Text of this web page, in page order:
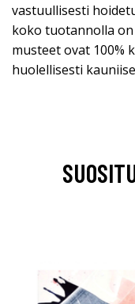
vastuullisesti
koko tuotannolla
musteet ovat 100%
huolellisesti